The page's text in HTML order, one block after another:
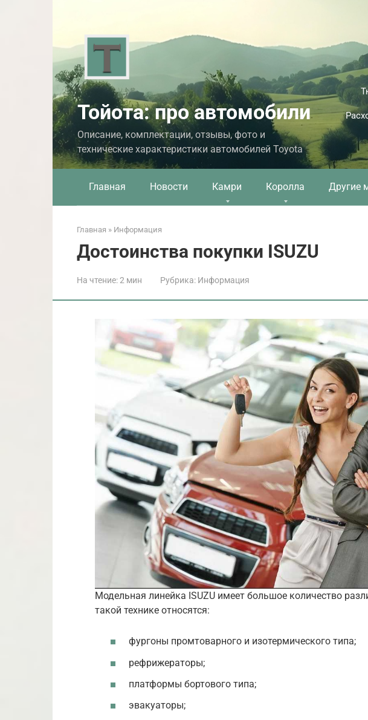
Тойота: про автомобили
Описание, комплектации, отзывы, фото и
технические характеристики автомобилей Toyota
Главная Новости Камри Королла Другие
Главная » Информация
Достоинства покупки ISUZU
На чтение:2 мин Рубрика: Информация
Модельная линейка ISUZU имеет большое количество
такой технике относятся:
фургоны промтоварного и изотермического типа;
рефрижераторы;
платформы бортового типа;
эвакуаторы;